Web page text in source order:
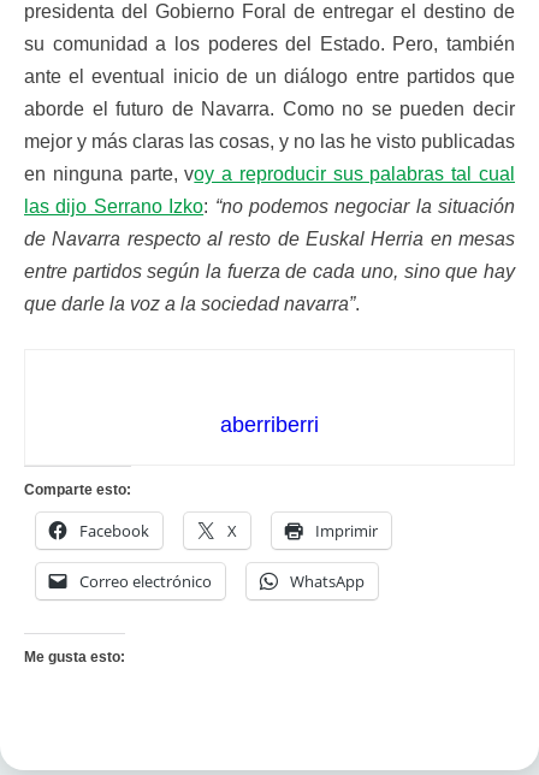
presidenta del Gobierno Foral de entregar el destino de
su comunidad a los poderes del Estado. Pero, también
ante el eventual inicio de un diálogo entre partidos que
aborde el futuro de Navarra. Como no se pueden decir
mejor y más claras las cosas, y no las he visto publicadas
en ninguna parte, voy a reproducir sus palabras tal cual
las dijo Serrano Izko: “no podemos negociar la situación
de Navarra respecto al resto de Euskal Herria en mesas
entre partidos según la fuerza de cada uno, sino que hay
que darle la voz a la sociedad navarra”.
aberriberri
Comparte esto:
Facebook X Imprimir
Correo electrónico WhatsApp
Me gusta esto: